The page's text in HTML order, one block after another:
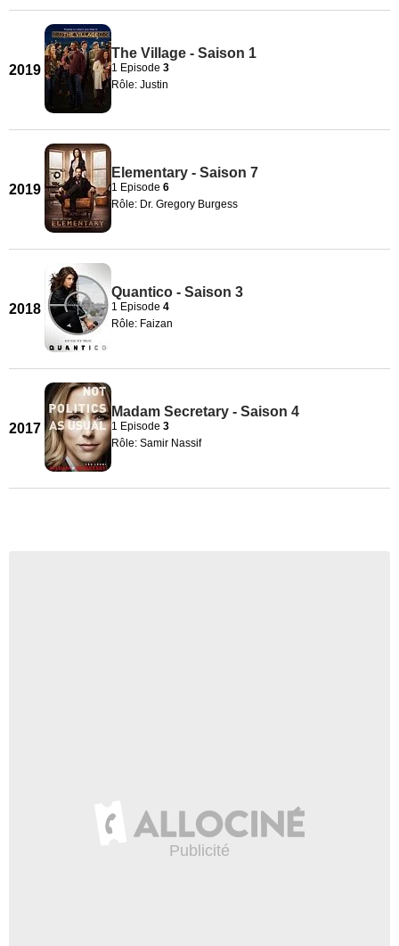
2019
The Village - Saison 1
1 Episode 3
Rôle: Justin
2019
Elementary - Saison 7
1 Episode 6
Rôle: Dr. Gregory Burgess
2018
Quantico - Saison 3
1 Episode 4
Rôle: Faizan
2017
Madam Secretary - Saison 4
1 Episode 3
Rôle: Samir Nassif